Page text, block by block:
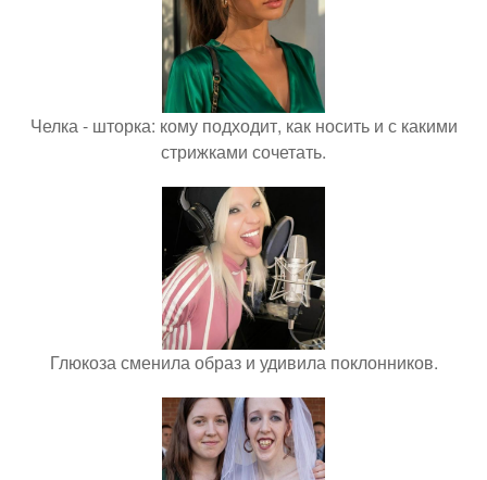
Челка - шторка: кому подходит, как носить и с какими
стрижками сочетать.
Глюкоза сменила образ и удивила поклонников.